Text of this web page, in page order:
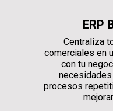
ERP
Centraliza
comerciales en
con tu
procesos